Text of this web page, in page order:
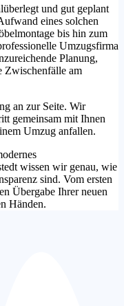
und gut geplant
eines solchen
bis hin zum
Umzugsfirma
Planung,
Zwischenfälle am
an zur Seite. Wir
gemeinsam mit Ihnen
Umzug anfallen.
wissen wir genau, wie
sind. Vom ersten
Übergabe Ihrer neuen
Händen.